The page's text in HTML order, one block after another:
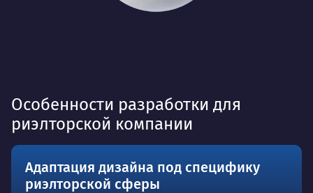
Особенности разработки для
риэлторской компании
Адаптация дизайна под специфику
риэлторской сферы